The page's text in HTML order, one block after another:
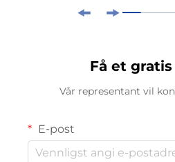
Få et
Vår representant vil
E-post